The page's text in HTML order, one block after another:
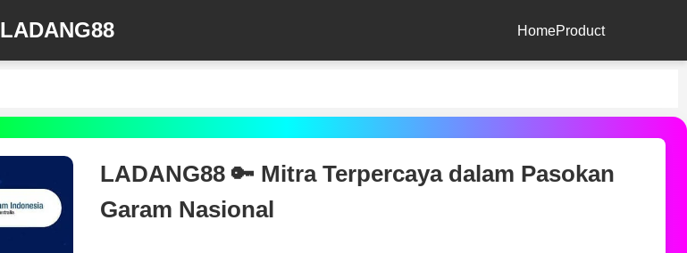
LADANG88 HomeProduct
LADANG88 🔑 Mitra Terpercaya dalam Pasokan
Garam Nasional